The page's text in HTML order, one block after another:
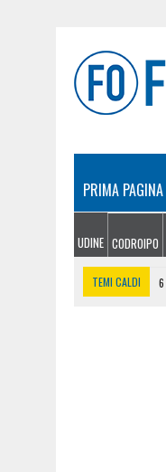
PRIMA PAGINA
UDINE CODROIPO
TEMI CALDI